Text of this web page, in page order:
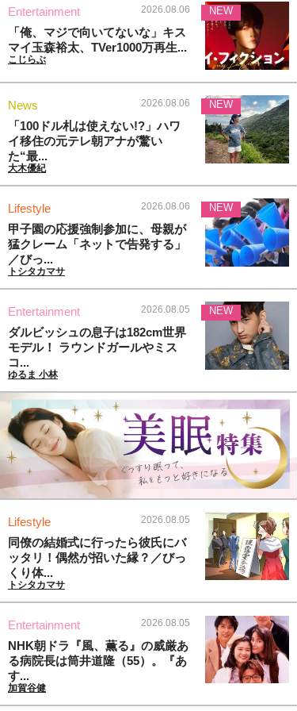
Entertainment 2026.08.06
「俺、マジで向いてないな」キス
マイ玉森裕太、TVer1000万再生...
こじらぶ
NEW
News 2026.08.06
「100ドル札は使えない!?」ハワ
イ移住の元テレ朝アナが驚い
た“最...
大木優紀
NEW
Lifestyle 2026.08.06
甲子園の応援強制参加に、母親が
猛クレーム「ネットで告発する」
／びっ...
トシタカマサ
NEW
Entertainment 2026.08.05
ダルビッシュの息子は182cm世界
モデル！ ラウンドガールやミス
コ...
ゆるま 小林
NEW
Lifestyle 2026.08.05
同僚の結婚式に行ったら彼氏にバ
ッタリ！偶然が招いた縁？／びっ
くり体...
トシタカマサ
Entertainment 2026.08.05
NHK朝ドラ『風、薫る』の威厳あ
る病院長は筒井道隆（55）。『あ
す...
加賀谷健